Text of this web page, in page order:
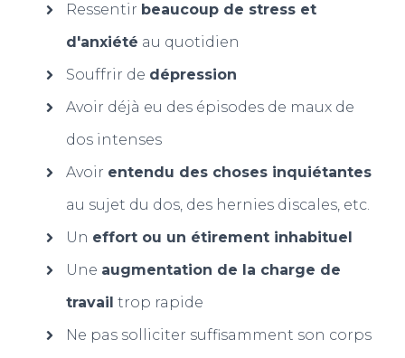
Ressentir beaucoup de stress et
d'anxiété au quotidien
Souffrir de dépression
Avoir déjà eu des épisodes de maux de
dos intenses
Avoir entendu des choses inquiétantes
au sujet du dos, des hernies discales, etc.
Un effort ou un étirement inhabituel
Une augmentation de la charge de
travail trop rapide
Ne pas solliciter suffisamment son corps